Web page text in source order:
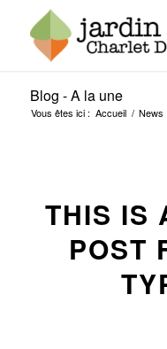
Blog - A la une
Vous êtes ici : Accueil / News
THIS IS
POST